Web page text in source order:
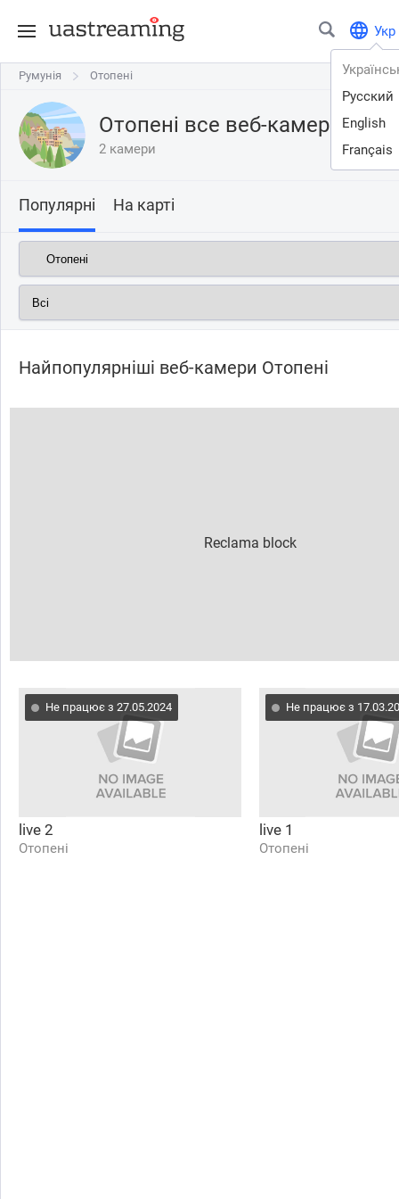
Укр
Русский
English
Français
Румунія Отопені
Румунія Отопені
Отопені все веб-камери
2 камери
Популярні На карті
Найпопулярніші веб-камери Отопені
Не працює з 27.05.2024
live 2
Отопені
Не працює з
live 1
Отопені